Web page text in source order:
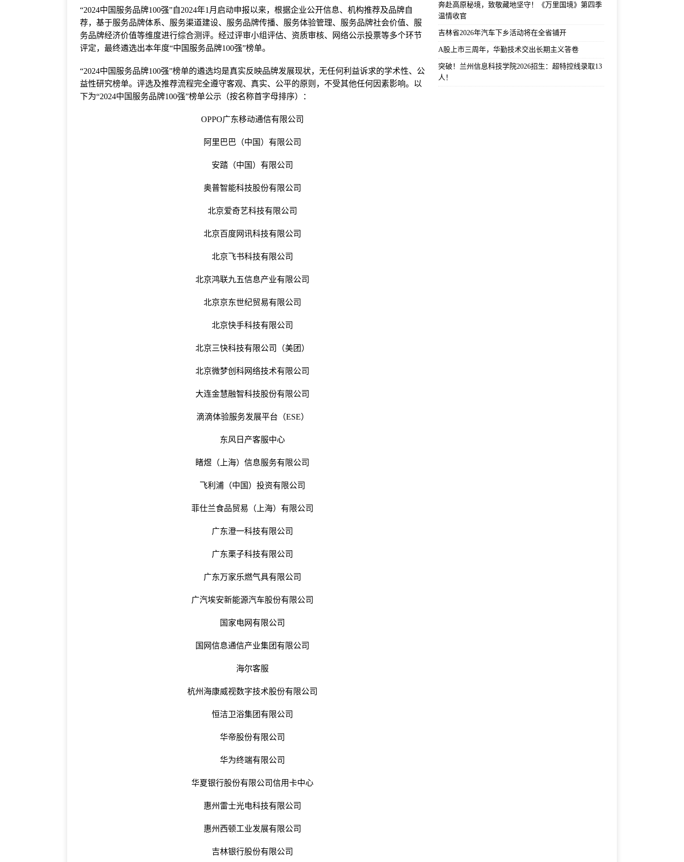
“2024中国服务品牌100强”自2024年1月启动申报以来，根据企业公开信息、机构推荐及品牌自
荐，基于服务品牌体系、服务渠道建设、服务品牌传播、服务体验管理、服务品牌社会价值、服
务品牌经济价值等维度进行综合测评。经过评审小组评估、资质审核、网络公示投票等多个环节
评定，最终遴选出本年度“中国服务品牌100强”榜单。
“2024中国服务品牌100强”榜单的遴选均是真实反映品牌发展现状，无任何利益诉求的学术性、公
益性研究榜单。评选及推荐流程完全遵守客观、真实、公平的原则，不受其他任何因素影响。以
下为“2024中国服务品牌100强”榜单公示（按名称首字母排序）：
OPPO广东移动通信有限公司
阿里巴巴（中国）有限公司
安踏（中国）有限公司
奥普智能科技股份有限公司
北京爱奇艺科技有限公司
北京百度网讯科技有限公司
北京飞书科技有限公司
北京鸿联九五信息产业有限公司
北京京东世纪贸易有限公司
北京快手科技有限公司
北京三快科技有限公司（美团）
北京微梦创科网络技术有限公司
大连金慧融智科技股份有限公司
滴滴体验服务发展平台（ESE）
东风日产客服中心
睹煜（上海）信息服务有限公司
飞利浦（中国）投资有限公司
菲仕兰食品贸易（上海）有限公司
广东澄一科技有限公司
广东栗子科技有限公司
广东万家乐燃气具有限公司
广汽埃安新能源汽车股份有限公司
国家电网有限公司
国网信息通信产业集团有限公司
海尔客服
杭州海康威视数字技术股份有限公司
恒洁卫浴集团有限公司
华帝股份有限公司
华为终端有限公司
华夏银行股份有限公司信用卡中心
惠州雷士光电科技有限公司
惠州西顿工业发展有限公司
吉林银行股份有限公司
奔赴高原秘境，致敬藏地坚守！《万里国境》第四季
温情收官
吉林省2026年汽车下乡活动将在全省铺开
A股上市三周年，华勤技术交出长期主义答卷
突破！兰州信息科技学院2026招生：超特控线录取13
人！